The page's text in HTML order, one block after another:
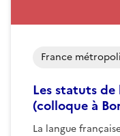
Les statuts de
(colloque à
La langue
France